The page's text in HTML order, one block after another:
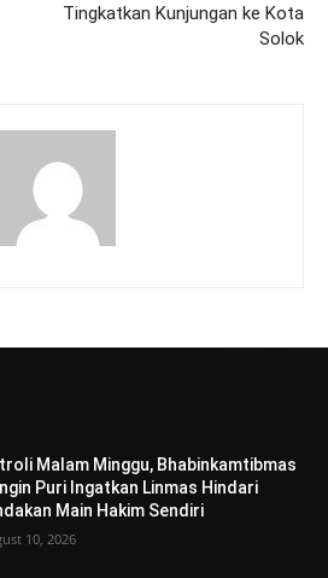
Tingkatkan Kunjungan ke Kota
Solok
Malam Minggu, Bhabinkamtibmas
Puri Ingatkan Linmas Hindari
Main Hakim Sendiri
10, 2026